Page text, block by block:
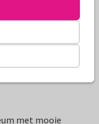
met mooie